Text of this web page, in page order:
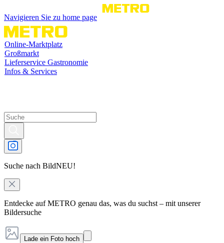
Navigieren Sie zu home page
Online-Marktplatz
Großmarkt
Lieferservice Gastronomie
Infos & Services
Suche nach BildNEU!
Entdecke auf METRO genau das, was du suchst – mit unserer
Bildersuche
Lade ein Foto hoch